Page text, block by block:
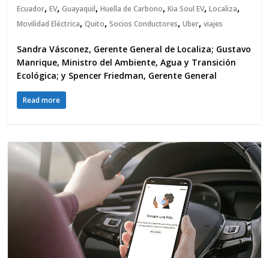
Ecuador,EV,Guayaquil,Huella de Carbono,Kia Soul EV,Localiza,
Movilidad Eléctrica,Quito,Socios Conductores,Uber,viajes
Sandra Vásconez, Gerente General de Localiza; Gustavo
Manrique, Ministro del Ambiente, Agua y Transición
Ecológica; y Spencer Friedman, Gerente General
Read more